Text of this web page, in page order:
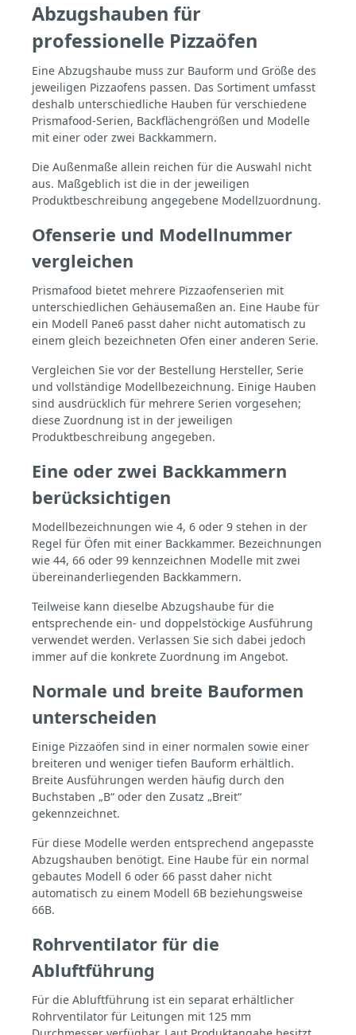
Abzugshauben für
professionelle Pizzaöfen
Eine Abzugshaube muss zur Bauform und Größe des
jeweiligen Pizzaofens passen. Das Sortiment umfasst
deshalb unterschiedliche Hauben für verschiedene
Prismafood-Serien, Backflächengrößen und Modelle
mit einer oder zwei Backkammern.
Die Außenmaße allein reichen für die Auswahl nicht
aus. Maßgeblich ist die in der jeweiligen
Produktbeschreibung angegebene Modellzuordnung.
Ofenserie und Modellnummer
vergleichen
Prismafood bietet mehrere Pizzaofenserien mit
unterschiedlichen Gehäusemaßen an. Eine Haube für
ein Modell Pane6 passt daher nicht automatisch zu
einem gleich bezeichneten Ofen einer anderen Serie.
Vergleichen Sie vor der Bestellung Hersteller, Serie
und vollständige Modellbezeichnung. Einige Hauben
sind ausdrücklich für mehrere Serien vorgesehen;
diese Zuordnung ist in der jeweiligen
Produktbeschreibung angegeben.
Eine oder zwei Backkammern
berücksichtigen
Modellbezeichnungen wie 4, 6 oder 9 stehen in der
Regel für Öfen mit einer Backkammer. Bezeichnungen
wie 44, 66 oder 99 kennzeichnen Modelle mit zwei
übereinanderliegenden Backkammern.
Teilweise kann dieselbe Abzugshaube für die
entsprechende ein- und doppelstöckige Ausführung
verwendet werden. Verlassen Sie sich dabei jedoch
immer auf die konkrete Zuordnung im Angebot.
Normale und breite Bauformen
unterscheiden
Einige Pizzaöfen sind in einer normalen sowie einer
breiteren und weniger tiefen Bauform erhältlich.
Breite Ausführungen werden häufig durch den
Buchstaben „B“ oder den Zusatz „Breit“
gekennzeichnet.
Für diese Modelle werden entsprechend angepasste
Abzugshauben benötigt. Eine Haube für ein normal
gebautes Modell 6 oder 66 passt daher nicht
automatisch zu einem Modell 6B beziehungsweise
66B.
Rohrventilator für die
Abluftführung
Für die Abluftführung ist ein separat erhältlicher
Rohrventilator für Leitungen mit 125 mm